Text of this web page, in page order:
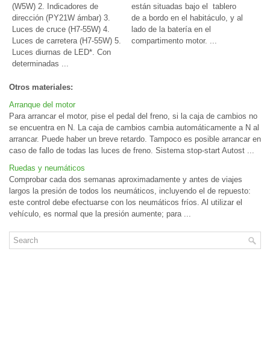
(W5W) 2. Indicadores de
dirección (PY21W ámbar) 3.
Luces de cruce (H7-55W) 4.
Luces de carretera (H7-55W) 5.
Luces diurnas de LED*. Con
determinadas ...
están situadas bajo el tablero
de a bordo en el habitáculo, y al
lado de la batería en el
compartimento motor. ...
Otros materiales:
Arranque del motor
Para arrancar el motor, pise el pedal del freno, si la caja de cambios no
se encuentra en N. La caja de cambios cambia automáticamente a N al
arrancar. Puede haber un breve retardo. Tampoco es posible arrancar en
caso de fallo de todas las luces de freno. Sistema stop-start Autost ...
Ruedas y neumáticos
Comprobar cada dos semanas aproximadamente y antes de viajes
largos la presión de todos los neumáticos, incluyendo el de repuesto:
este control debe efectuarse con los neumáticos fríos. Al utilizar el
vehículo, es normal que la presión aumente; para ...